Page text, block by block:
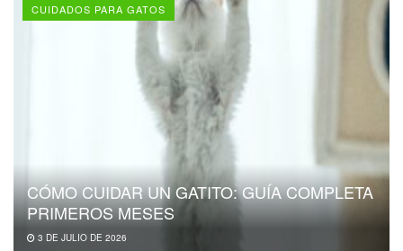
CUIDADOS PARA GATOS
CÓMO CUIDAR UN GATITO: GUÍA COMPLETA
PRIMEROS MESES
3 DE JULIO DE 2026